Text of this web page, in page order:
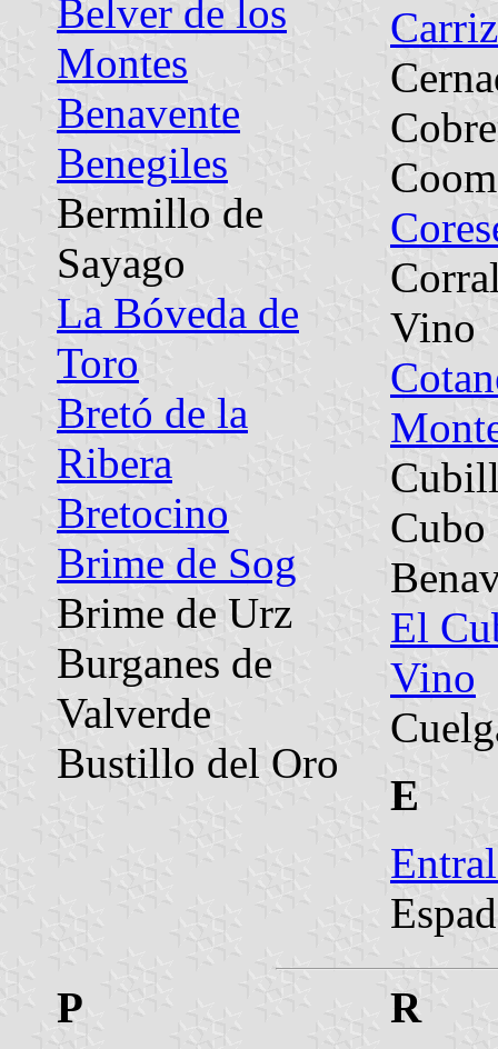
Belver de los
Montes
Benavente
Benegiles
Bermillo de
Sayago
La Bóveda de
Toro
Bretó de la
Ribera
Bretocino
Brime de Sog
Brime de Urz
Burganes de
Valverde
Bustillo del Oro
Vino
Cubo
El
Vino
E
P
R